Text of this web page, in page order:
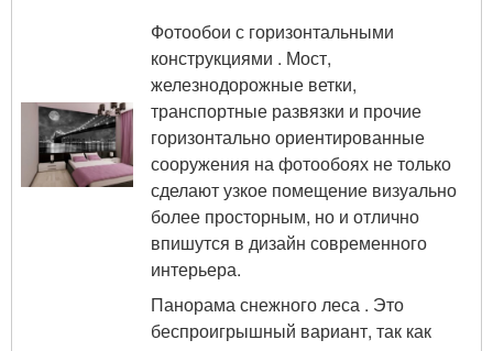
Фотообои с горизонтальными
конструкциями . Мост,
железнодорожные ветки,
транспортные развязки и прочие
горизонтально ориентированные
сооружения на фотообоях не только
сделают узкое помещение визуально
более просторным, но и отлично
впишутся в дизайн современного
интерьера.
Панорама снежного леса . Это
беспроигрышный вариант, так как